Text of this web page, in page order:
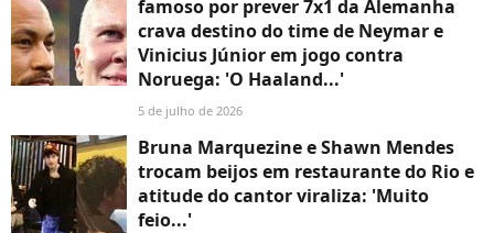
famoso por prever 7x1 da Alemanha
crava destino do time de Neymar e
Vinicius Júnior em jogo contra
Noruega: 'O Haaland...'
5 de julho de 2026
Bruna Marquezine e Shawn Mendes
trocam beijos em restaurante do Rio e
atitude do cantor viraliza: 'Muito
feio...'